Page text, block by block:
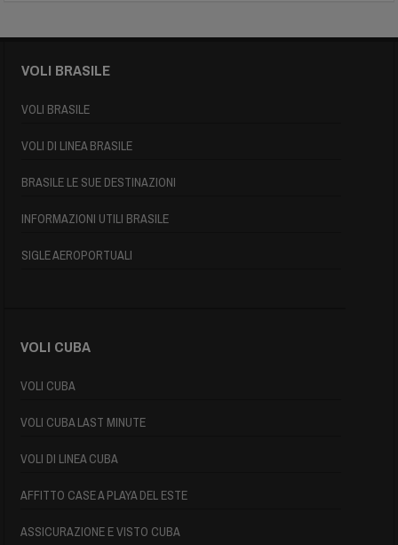
VOLI BRASILE
VOLI BRASILE
VOLI DI LINEA BRASILE
BRASILE LE SUE DESTINAZIONI
INFORMAZIONI UTILI BRASILE
SIGLE AEROPORTUALI
VOLI CUBA
VOLI CUBA
VOLI CUBA LAST MINUTE
VOLI DI LINEA CUBA
AFFITTO CASE A PLAYA DEL ESTE
ASSICURAZIONE E VISTO CUBA